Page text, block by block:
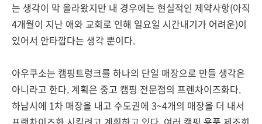
는 생각이 막 올라왔지만 내 경우에는 현실적인 제약사항(아직
4개월이 지난 애와 교회로 인해 일요일 시간내기가 어려운)이
있어서 안타깝다는 생각 뿐이다.
아우쿠소는 캠핑트렁크를 하나의 단일 매장으로 만들 생각은
아니라고 한다. 계획은 중고 캠핑 전문점의 프렌차이즈화다.
하남시에 1차 매장을 내고 수도권에 3~4개의 매장을 더 내서